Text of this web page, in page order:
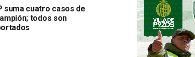
suma cuatro casos de
todos son